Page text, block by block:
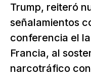
Trump, reiteró
señalamientos
conferencia el
Francia, al
narcotráfico